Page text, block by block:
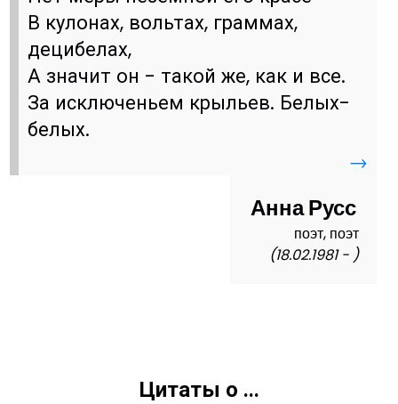
В кулонах, вольтах, граммах,
децибелах,
А значит он - такой же, как и все.
За исключеньем крыльев. Белых-
белых.
→
Анна Русс
поэт, поэт
(18.02.1981 - )
Цитаты о ...